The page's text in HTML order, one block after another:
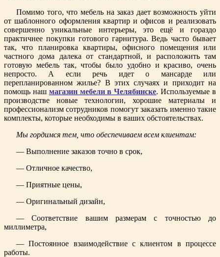
Помимо того, что мебель на заказ дает возможность уйти
от шаблонного оформления квартир и офисов и реализовать
совершенно уникальные интерьеры, это ещё и гораздо
практичнее покупки готового гарнитура. Ведь часто бывает
так, что планировка квартиры, офисного помещения или
частного дома далека от стандартной, и расположить там
готовую мебель так, чтобы было удобно и красиво, очень
непросто. А если речь идет о мансарде или
перепланированном жилье? В этих случаях и приходит на
помощь наш магазин мебели в Челябинске. Используемые в
производстве новые технологии, хорошие материалы и
профессионализм сотрудников помогут заказать именно такие
комплекты, которые необходимы в ваших обстоятельствах.
Мы гордимся тем, что обеспечиваем всем клиентам:
— Выполнение заказов точно в срок,
— Отличное качество,
— Приятные цены,
— Оригинальный дизайн,
— Соответствие вашим размерам с точностью до
миллиметра,
— Постоянное взаимодействие с клиентом в процессе
работы.